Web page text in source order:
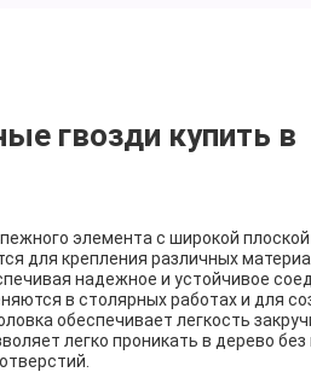
гвозди купить в
элемента с широкой плоской
для крепления различных
надежное и устойчивое
в столярных работах и для
обеспечивает легкость
легко проникать в дерево